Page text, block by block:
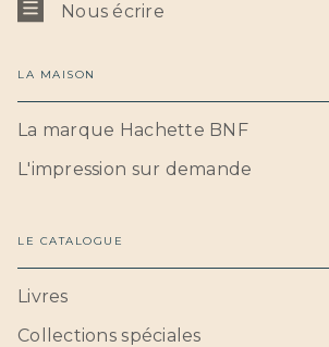
Nous écrire
LA MAISON
La marque Hachette BNF
L'impression sur demande
LE CATALOGUE
Livres
Collections spéciales